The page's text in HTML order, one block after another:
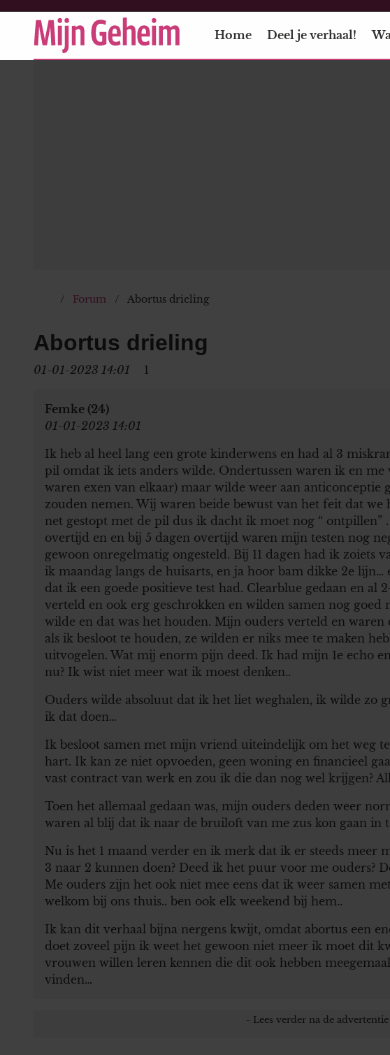
Home Deel je verhaal!
Forum Abortus drieling
Abortus drieling
01-01-2023 14:01 1
Femke (24)
01-01-2023 14:01
Ik heb al heel lang een grote kinderwens en had al 3
pil omdat ik iets anders wilde. Ondertussen waren ik en
waren exen van elkaar) maar wilde weer aan anticonceptie
zouden nemen. Wij waren beide bewust van het feit dat we
net gestopt met de pil dus ik dacht ik moet nog “ ontpillen”
overtijd en en bij 5 dagen overtijd waren mijn testen nog
gewoon onregelmatig ongesteld. Bij 11 dagen had ik zoiets
ik maandag langs de huisarts, en ja hoor bam dikke 2e
dat ik een goede positieve test had. Clearblue gedaan en al
verteld en ook erg geschrokken en wilden samen nog goed
wilde en dat was het houden. Mijn ouders verteld en waren
als ik besloot te houden, ze wilden er niks mee te maken
uitvogelen. Wat mij enorm pijn deed. Ik had mijn 1e echo
nu? Ik wist niet meer wat ik moest denken..
Ouders wilde absoluut dat ik het liet weghalen, ik wilde zo
ik dat doen…
Ik besloot samen met mijn vriend uiteindelijk om het weg
hart. Ik kan ze niet opvoeden, geen woning en financieel
vast contract van werk en zou ik die dan nog wel krijgen?
Toen het allemaal gedaan was, mijn ouders deden weer
waren al blij dat ik naar de bruiloft van me zus kon gaan in
Nu is het 1 maand verder en ik merk dat ik er steeds meer
3 naar 2 kunnen doen? Deed ik het puur voor me ouders?
Me ouders zijn het ook niet mee eens dat ik weer samen
welkom bij ons thuis.. ben ook elk weekend bij hem..
Ik kan dit verhaal bijna nergens kwijt, omdat abortus een
doet zoveel pijn ik weet het gewoon niet meer ik moet dit
vrouwen willen leren kennen die dit ook hebben
vinden…